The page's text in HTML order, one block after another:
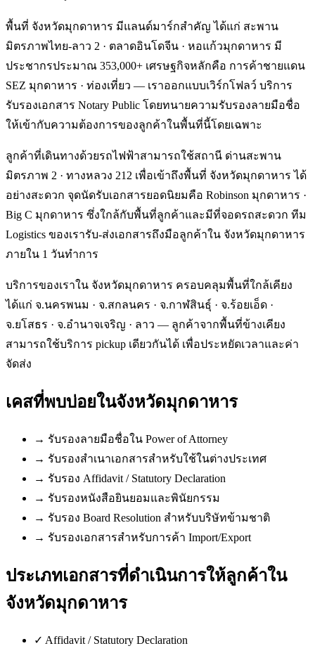
พื้นที่ จังหวัดมุกดาหาร มีแลนด์มาร์กสำคัญ ได้แก่ สะพาน
มิตรภาพไทย-ลาว 2 · ตลาดอินโดจีน · หอแก้วมุกดาหาร มี
ประชากรประมาณ 353,000+ เศรษฐกิจหลักคือ การค้าชายแดน
SEZ มุกดาหาร · ท่องเที่ยว — เราออกแบบเวิร์กโฟลว์ บริการ
รับรองเอกสาร Notary Public โดยทนายความรับรองลายมือชื่อ
ให้เข้ากับความต้องการของลูกค้าในพื้นที่นี้โดยเฉพาะ
ลูกค้าที่เดินทางด้วยรถไฟฟ้าสามารถใช้สถานี ด่านสะพาน
มิตรภาพ 2 · ทางหลวง 212 เพื่อเข้าถึงพื้นที่ จังหวัดมุกดาหาร ได้
อย่างสะดวก จุดนัดรับเอกสารยอดนิยมคือ Robinson มุกดาหาร ·
Big C มุกดาหาร ซึ่งใกล้กับพื้นที่ลูกค้าและมีที่จอดรถสะดวก ทีม
Logistics ของเรารับ-ส่งเอกสารถึงมือลูกค้าใน จังหวัดมุกดาหาร
ภายใน 1 วันทำการ
บริการของเราใน จังหวัดมุกดาหาร ครอบคลุมพื้นที่ใกล้เคียง
ได้แก่ จ.นครพนม · จ.สกลนคร · จ.กาฬสินธุ์ · จ.ร้อยเอ็ด ·
จ.ยโสธร · จ.อำนาจเจริญ · ลาว — ลูกค้าจากพื้นที่ข้างเคียง
สามารถใช้บริการ pickup เดียวกันได้ เพื่อประหยัดเวลาและค่า
จัดส่ง
เคสที่พบบ่อยในจังหวัดมุกดาหาร
→ รับรองลายมือชื่อใน Power of Attorney
→ รับรองสำเนาเอกสารสำหรับใช้ในต่างประเทศ
→ รับรอง Affidavit / Statutory Declaration
→ รับรองหนังสือยินยอมและพินัยกรรม
→ รับรอง Board Resolution สำหรับบริษัทข้ามชาติ
→ รับรองเอกสารสำหรับการค้า Import/Export
ประเภทเอกสารที่ดำเนินการให้ลูกค้าใน
จังหวัดมุกดาหาร
✓ Affidavit / Statutory Declaration